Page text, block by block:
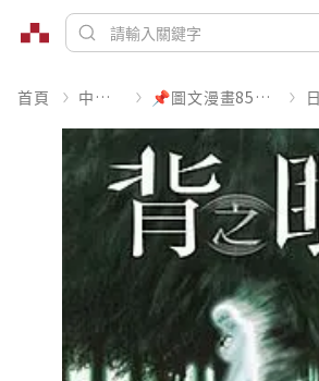
首頁 中文書 📌圖文漫畫85折起